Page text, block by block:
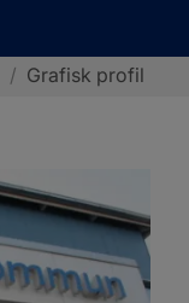
/ Grafisk profil